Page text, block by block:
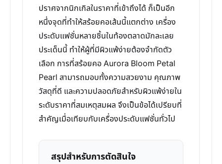
ปราศจากนิกเกิลในราคาที่เข้าถึงได้ ก็เป็นอีก
หนึ่งจุดที่ทำให้สร้อยคอเส้นนี้แตกต่าง เครื่อง
ประดับแฟชั่นหลายชิ้นในท้องตลาดมักละเลย
ประเด็นนี้ ทำให้ผู้ที่มีผิวแพ้ง่ายต้องจำกัดตัว
เลือก การที่สร้อยคอ Aurora Bloom Petal
Pearl สามารถมอบทั้งความสวยงาม คุณภาพ
วัสดุที่ดี และความปลอดภัยสำหรับผิวแพ้ง่ายใน
ระดับราคาที่สมเหตุสมผล จึงเป็นข้อได้เปรียบที่
สำคัญเมื่อเทียบกับเครื่องประดับแฟชั่นทั่วไป
สรุปสำหรับการตัดสินใจ